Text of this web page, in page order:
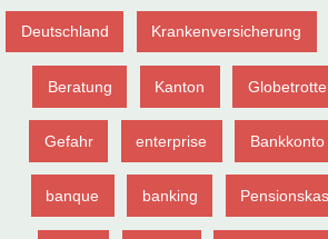
Deutschland Krankenversicherung
Beratung Kanton
Gefahr enterprise Bankkonto
banque banking